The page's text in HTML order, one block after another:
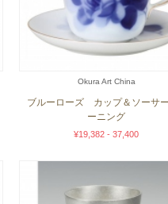
Okura Art China
ブルーローズ カップ＆ソーサ
ーニング
¥19,382 - 37,400